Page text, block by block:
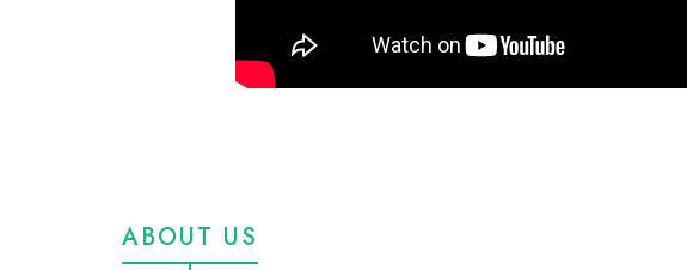
ABOUT US